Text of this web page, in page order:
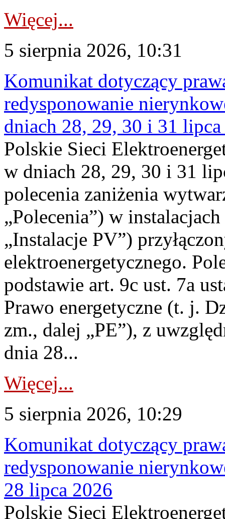
Więcej...
5 sierpnia 2026, 10:31
Komunikat dotyczący
redysponowanie
dniach 28, 29, 30 i 31
Polskie Sieci
w dniach 28, 29, 30 i 31
polecenia zaniżenia
„Polecenia”) w
„Instalacje PV”)
elektroenergetycznego.
podstawie art. 9c ust. 7a
Prawo energetyczne (t. j.
zm., dalej „PE”), z
dnia 28...
Więcej...
5 sierpnia 2026, 10:29
Komunikat dotyczący
redysponowanie
28 lipca 2026
Polskie Sieci